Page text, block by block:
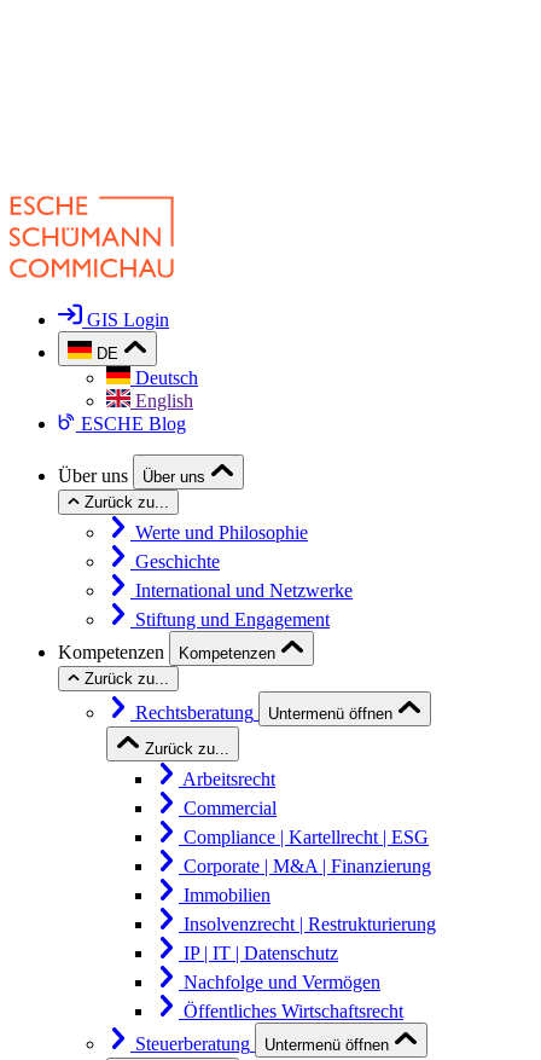
GIS Login
DE
Deutsch
English
ESCHE Blog
Über uns
Über uns
Zurück zu...
Werte und Philosophie
Geschichte
International und Netzwerke
Stiftung und Engagement
Kompetenzen
Kompetenzen
Zurück zu...
Rechtsberatung
Untermenü öffnen
Zurück zu...
Arbeitsrecht
Commercial
Compliance | Kartellrecht | ESG
Corporate | M&A | Finanzierung
Immobilien
Insolvenzrecht | Restrukturierung
IP | IT | Datenschutz
Nachfolge und Vermögen
Öffentliches Wirtschaftsrecht
Steuerberatung
Untermenü öffnen